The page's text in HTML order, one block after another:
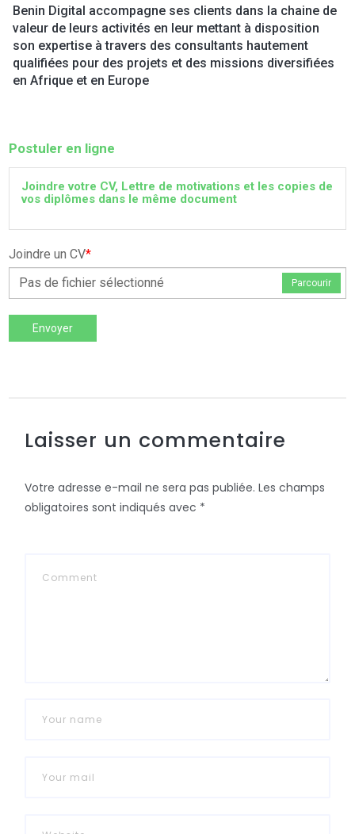
Benin Digital accompagne ses clients dans la chaine de
valeur de leurs activités en leur mettant à disposition
son expertise à travers des consultants hautement
qualifiées pour des projets et des missions diversifiées
en Afrique et en Europe
Postuler en ligne
Joindre votre CV, Lettre de motivations et les copies de
vos diplômes dans le même document
Joindre un CV*
Pas de fichier sélectionné
Parcourir
Envoyer
Laisser un commentaire
Votre adresse e-mail ne sera pas publiée. Les champs
obligatoires sont indiqués avec *